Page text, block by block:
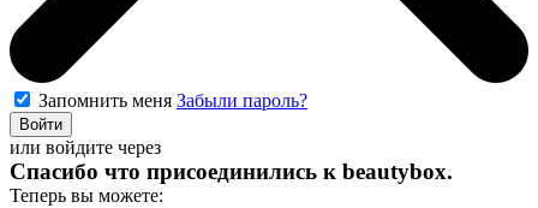
Запомнить меня Забыли пароль?
Войти
или войдите через
Спасибо что присоединились к beautybox.
Теперь вы можете: